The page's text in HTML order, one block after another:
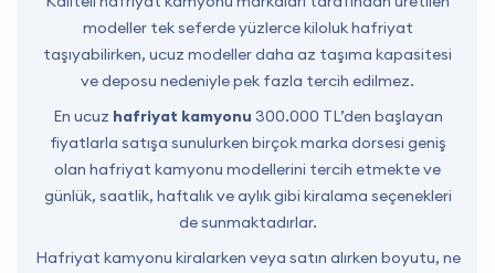
modeller tek seferde yüzlerce kiloluk hafriyat
taşıyabilirken, ucuz modeller daha az taşıma kapasitesi
ve deposu nedeniyle pek fazla tercih edilmez.
En ucuz hafriyat kamyonu 300.000 TL’den başlayan
fiyatlarla satışa sunulurken birçok marka dorsesi geniş
olan hafriyat kamyonu modellerini tercih etmekte ve
günlük, saatlik, haftalık ve aylık gibi kiralama seçenekleri
de sunmaktadırlar.
Hafriyat kamyonu kiralarken veya satın alırken boyutu, ne